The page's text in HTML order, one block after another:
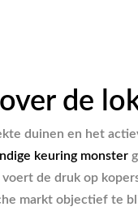
de
duinen en het
keuring monster
de druk op
markt objectief te